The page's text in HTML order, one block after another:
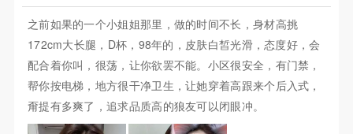
之前如果的一个小姐姐那里，做的时间不长，身材高挑
172cm大长腿，D杯，98年的，皮肤白皙光滑，态度好，会
配合着你叫，很荡，让你欲罢不能。小区很安全，有门禁，
帮你按电梯，地方很干净卫生，让她穿着高跟来个后入式，
甭提有多爽了，追求品质高的狼友可以闭眼冲。